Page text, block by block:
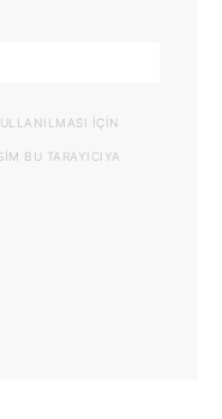
IÇIN
BU TARAYICIYA